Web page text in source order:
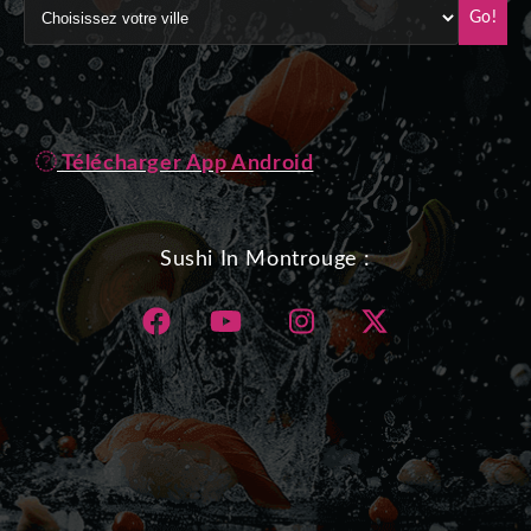
Go!
Télécharger App Android
Sushi In Montrouge :